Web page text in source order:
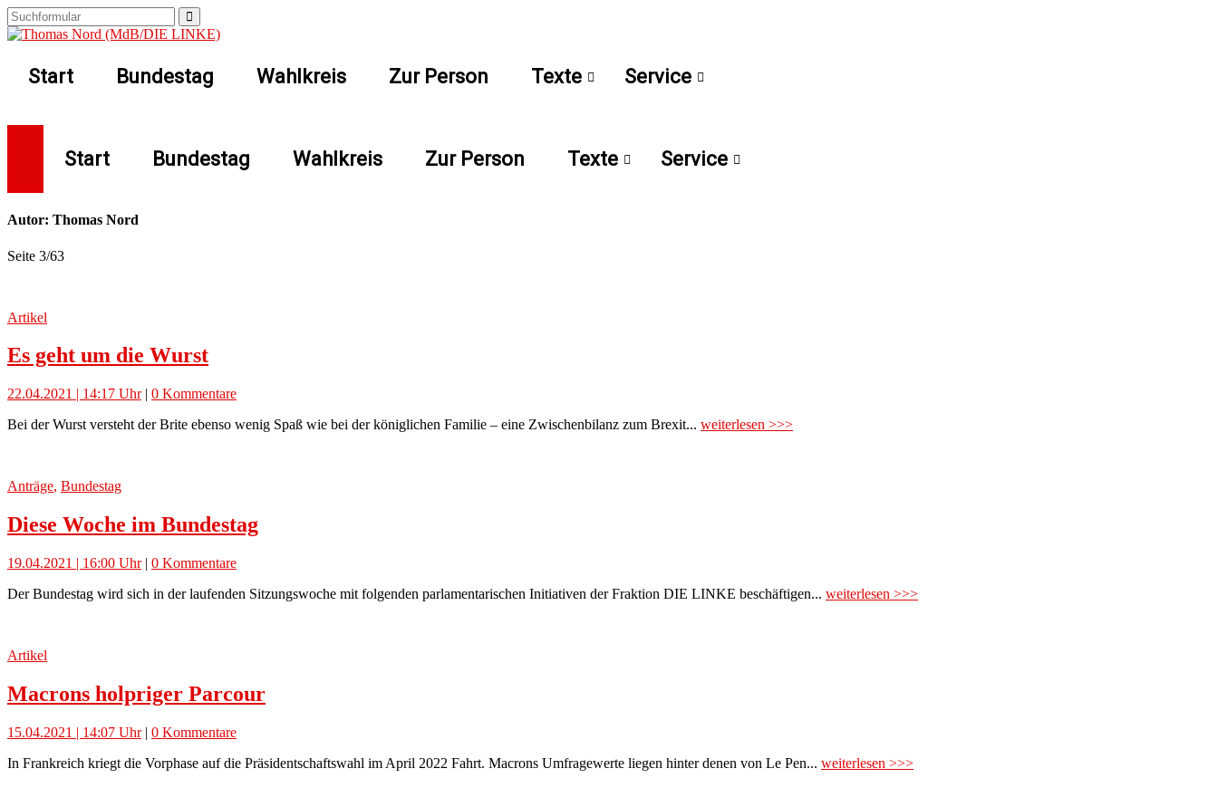
Start Bundestag Wahlkreis Zur Person Texte Service
Start Bundestag Wahlkreis Zur Person Texte Service
Autor: Thomas Nord
Seite 3/63
Artikel
Es geht um die Wurst
22.04.2021 | 14:17 Uhr| 0 Kommentare
Bei der Wurst versteht der Brite ebenso wenig Spaß wie bei der königlichen Familie – eine Zwischenbilanz zum Brexit... weiterlesen >>>
Anträge, Bundestag
Diese Woche im Bundestag
19.04.2021 | 16:00 Uhr| 0 Kommentare
Der Bundestag wird sich in der laufenden Sitzungswoche mit folgenden parlamentarischen Initiativen der Fraktion DIE LINKE beschäftigen... weiterlesen >>>
Artikel
Macrons holpriger Parcour
15.04.2021 | 14:07 Uhr| 0 Kommentare
In Frankreich kriegt die Vorphase auf die Präsidentschaftswahl im April 2022 Fahrt. Macrons Umfragewerte liegen hinter denen von Le Pen... weiterlesen >>>